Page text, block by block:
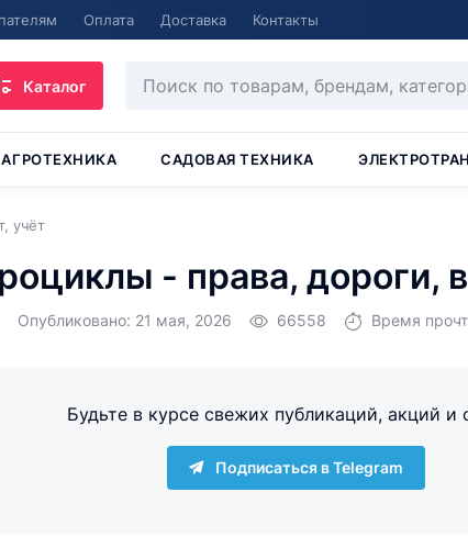
Оплата Доставка Контакты
Каталог
АГРОТЕХНИКА САДОВАЯ ТЕХНИКА
учёт
- права, дороги,
Опубликовано: 21 мая, 2026 66558 Время
Будьте в курсе свежих публикаций, акций и
Подписаться в Telegram